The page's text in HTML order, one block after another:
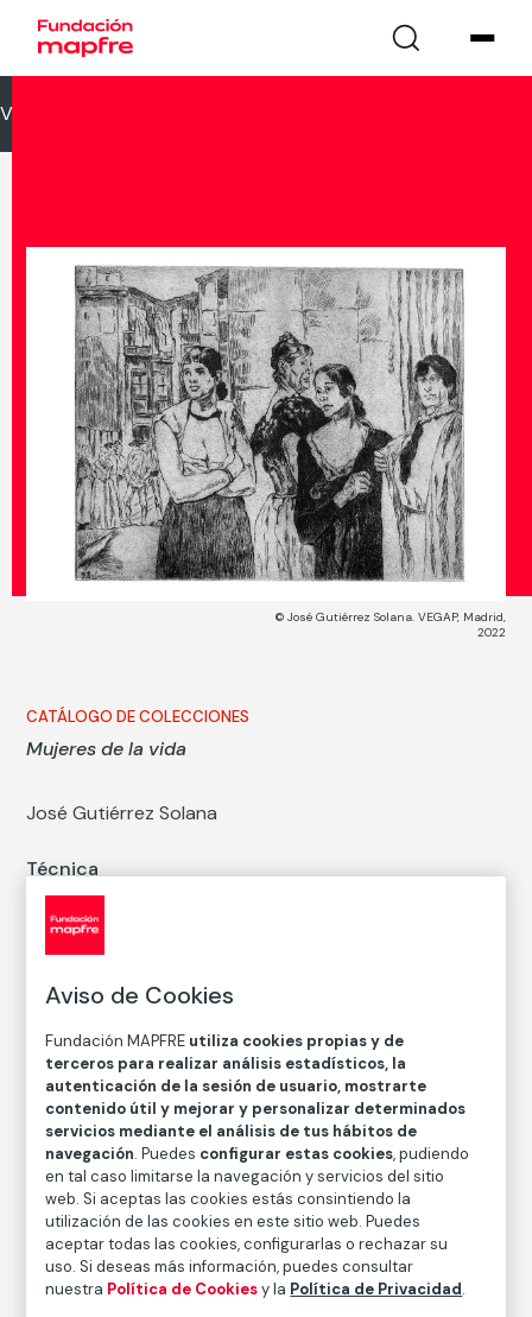
VOLVER
© José Gutiérrez Solana. VEGAP, Madrid,
2022
CATÁLOGO DE COLECCIONES
Mujeres de la vida
José Gutiérrez Solana
Técnica
Aguafuerte y punta seca sobre papel
Medidas
Medidas mancha: 23,5 × 29 cm
Medidas con marco: 62 × 82 cm
Inventario
FM000467
Fecha
ca. 1932-1933
Inscripción/Leyenda
Firmado en el ángulo derecho de la lámina: “J. Solana”
Autor
José Gutiérrez Solana
Aviso de Cookies
Fundación MAPFRE utiliza cookies propias y de
terceros para realizar análisis estadísticos, la
autenticación de la sesión de usuario, mostrarte
contenido útil y mejorar y personalizar determinados
servicios mediante el análisis de tus hábitos de
navegación. Puedes configurar estas cookies, pudiendo
en tal caso limitarse la navegación y servicios del sitio
web. Si aceptas las cookies estás consintiendo la
utilización de las cookies en este sitio web. Puedes
aceptar todas las cookies, configurarlas o rechazar su
uso. Si deseas más información, puedes consultar
nuestra Política de Cookiesy la Política de Privacidad.